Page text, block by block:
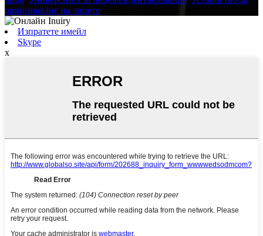
разпознаване на лицето
Изпратете имейл
Skype
x